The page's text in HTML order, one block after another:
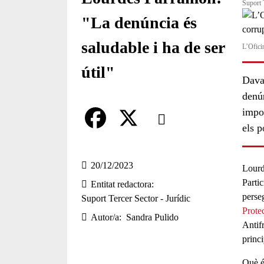
"La denúncia és
saludable i ha de ser
útil"
Comparteix
a
c
20/12/2023
Entitat redactora
Suport Tercer Sector - Jurídic
Autor/a
Sandra Pulido
Suport
els